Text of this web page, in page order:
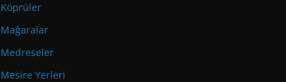
Köprüler
Mağaralar
Medreseler
Mesire Yerleri